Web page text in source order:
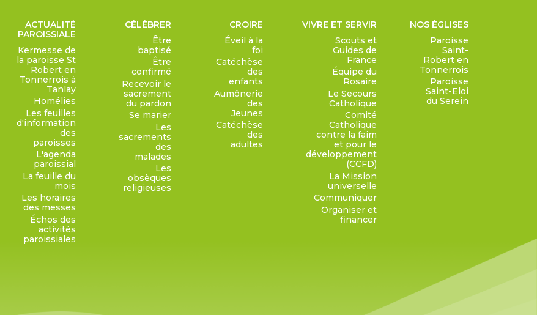
ACTUALITÉ
PAROISSIALE
Kermesse de
la paroisse St
Robert en
Tonnerrois à
Tanlay
Homélies
Les feuilles
d'information
des
paroisses
L'agenda
paroissial
La feuille du
mois
Les horaires
des messes
Échos des
activités
paroissiales
CÉLÉBRER
Être
baptisé
Être
confirmé
Recevoir le
sacrement
du pardon
Se marier
Les
sacrements
des
malades
Les
obsèques
religieuses
CROIRE
Éveil à la
foi
Catéchèse
des
enfants
Aumônerie
des
Jeunes
Catéchèse
des
adultes
VIVRE ET SERVIR
Scouts et
Guides de
France
Équipe du
Rosaire
Le Secours
Catholique
Comité
Catholique
contre la faim
et pour le
développement
(CCFD)
La Mission
universelle
Communiquer
Organiser et
financer
NOS ÉGLISES
Paroisse
Saint-
Robert en
Tonnerrois
Paroisse
Saint-Eloi
du Serein